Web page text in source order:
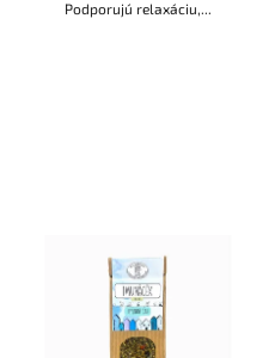
Podporujú relaxáciu,...